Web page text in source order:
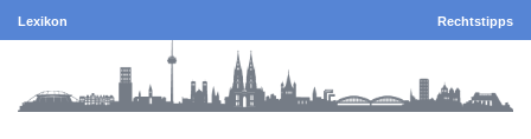
Lexikon Rechtstipps